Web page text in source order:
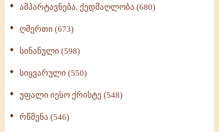
ამპარტავნება, ქედმაღლობა (680)
ღმერთი (673)
სინანული (598)
სიყვარული (550)
უფალი იესო ქრისტე (548)
რწმენა (546)